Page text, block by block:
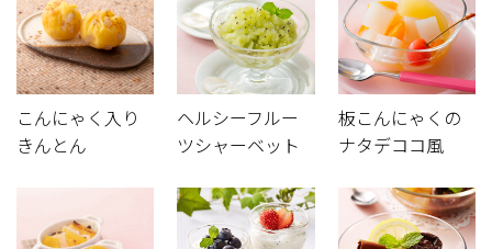
こんにゃく入り
きんとん
ヘルシーフルー
ツシャーベット
板こんにゃくの
ナタデココ風